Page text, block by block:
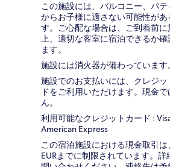
この施設には、バルコニー、パ
からお子様に適さない可能性が
す。ご心配な場合は、ご到着前
上、適切な客室に宿泊できるか
ます。
施設には消火器が備わっています。
施設でのお支払いには、クレジ
ドをご利用いただけます。現金
ん。
利用可能なクレジットカード :
American Express
この宿泊施設における現金取引
EURまでに制限されています。